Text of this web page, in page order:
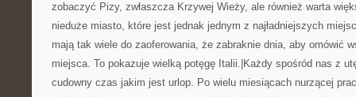
zobaczyć Pizy, zwłaszcza Krzywej Wieży, ale również warta
nieduże miasto, które jest jednak jednym z najładniejszych
mają tak wiele do zaoferowania, że zabraknie dnia, aby omówić
miejsca. To pokazuje wielką potęgę Italii.|Każdy spośród nas z
cudowny czas jakim jest urlop. Po wielu miesiącach nurzącej